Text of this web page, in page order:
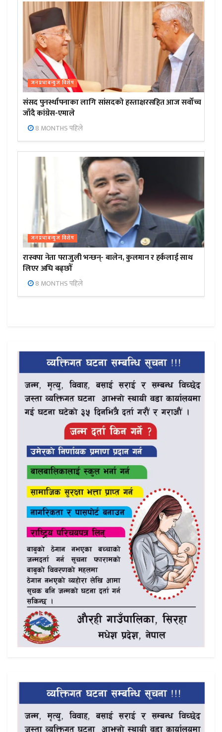
जनप्रभाबन्युज विशेष
संसद पुनर्स्थापनाका लागि सांसदको हस्ताक्षरसहित आज सर्वोच्च
जाँदै कांग्रेस-एमाले
8 MONTHS पहिले
जनप्रभाबन्युज विशेष
रास्वपा नेता पराजुली भन्छन्- बालेन, कुलमान र हर्कलाई साथ
लिएर अघि बढ्छौँ
8 MONTHS पहिले